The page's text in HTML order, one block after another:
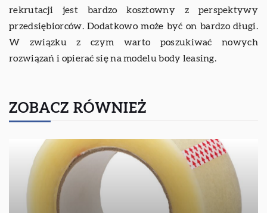
rekrutacji jest bardzo kosztowny z perspektywy
przedsiębiorców. Dodatkowo może być on bardzo długi.
W związku z czym warto poszukiwać nowych
rozwiązań i opierać się na modelu body leasing.
ZOBACZ RÓWNIEŻ